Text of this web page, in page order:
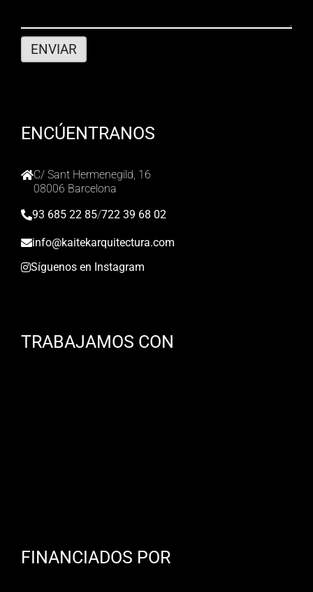
ENCÚENTRANOS
C/ Sant Hermenegild, 16
08006 Barcelona
93 685 22 85/722 39 68 02
info@kaitekarquitectura.com
Síguenos en Instagram
TRABAJAMOS CON
FINANCIADOS POR